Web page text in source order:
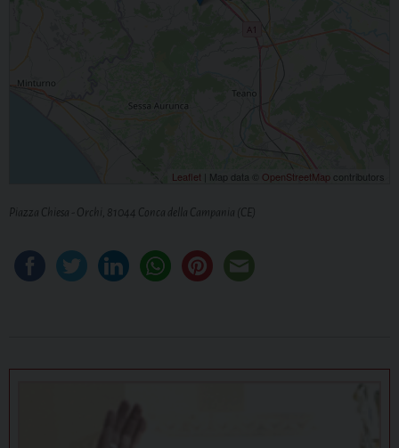
Leaflet | Map data © OpenStreetMap contributors
Piazza Chiesa - Orchi, 81044 Conca della Campania (CE)